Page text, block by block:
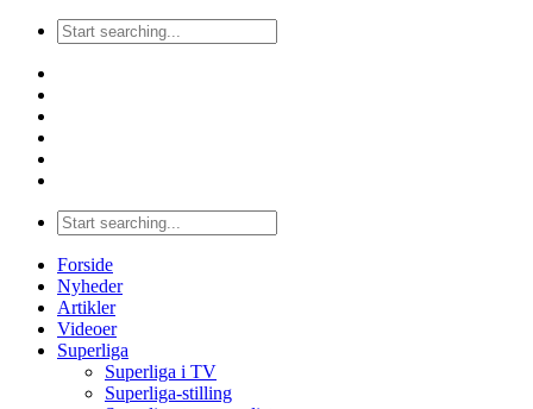
Forside
Nyheder
Artikler
Videoer
Superliga
Superliga i TV
Superliga-stilling